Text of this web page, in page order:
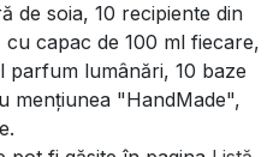
de soia, 10 recipiente din
capac de 100 ml fiecare,
parfum lumânări, 10 baze
mențiunea "HandMade",